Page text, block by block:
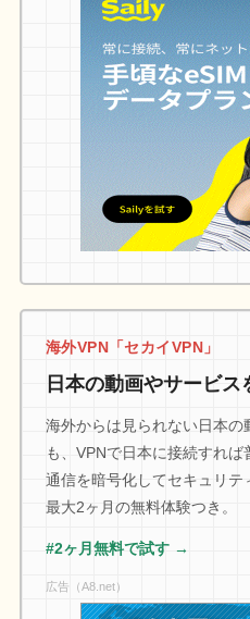
海外VPN「セカイVPN」
日本の動画やサービス
海外からは見られない日本
も、VPNで日本に接続すれ
通信を暗号化してセキュリテ
最大2ヶ月の無料体験つき。
#2ヶ月無料で試す →
広告（A8.net）